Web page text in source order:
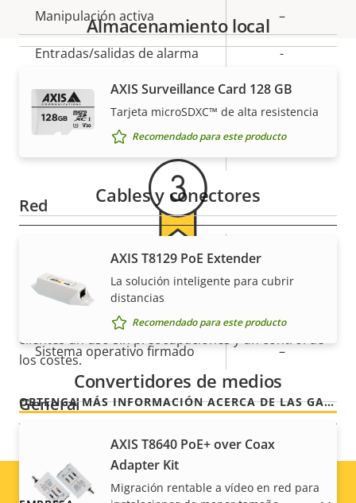
propiedad
propiedad
Manipulación activa –
Entradas/salidas de alarma -
Conectores en serie Sí
Detección de movimiento en
Red
de
propiedad
Valor de
la
propiedad
Seguridad
Descripción
propiedad
Valor de
propiedad
Sistema operativo firmado –
General
de
propiedad
Valor de
la
propiedad
Almacenamiento local
(ranura para tarjeta de
memoria)
Almacenamiento local
AXIS Surveillance Card 128 GB
Tarjeta microSDXC™ de alta resistencia
Recomendado para este producto
Cables y conectores
AXIS T8129 PoE Extender
La solución inteligente para cubrir
distancias
Recomendado para este producto
Convertidores de medios
AXIS T8640 PoE+ over Coax
Adapter Kit
Migración rentable a vídeo en red para
Garantía
Para mayor tranquilidad
Nuestra garantía de 3 años brinda a nuestros
clientes un uso sin preocupaciones y un control de
los costes.
OBTENGA MÁS INFORMACIÓN ACERCA DE LAS GARANTÍAS DE AXIS